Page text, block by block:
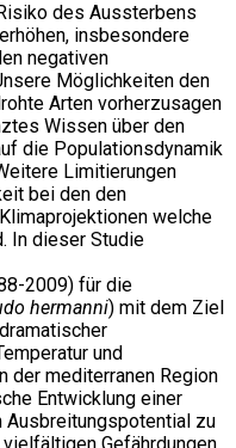
des Aussterbens
insbesondere
negativen
Möglichkeiten den
Arten vorherzusagen
Wissen über den
die Populationsdynamik
Limitierungen
bei den den
welche
In dieser Studie
2009) für die
hermanni) mit dem Ziel
und
der mediterranen Region
Entwicklung einer
Ausbreitungspotential zu